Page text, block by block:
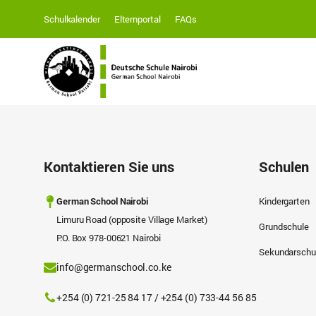
Schulkalender Elternportal FAQs
Kontaktieren Sie uns
German School Nairobi
Limuru Road (opposite Village Market)
P.O. Box 978-00621 Nairobi
info@germanschool.co.ke
+254 (0) 721-25 84 17 / +254 (0) 733-44 56 85
Schulen
Kindergarten
Grundschule